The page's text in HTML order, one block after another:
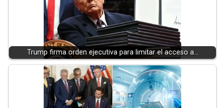
Trump firma orden ejecutiva para limitar el acceso a…